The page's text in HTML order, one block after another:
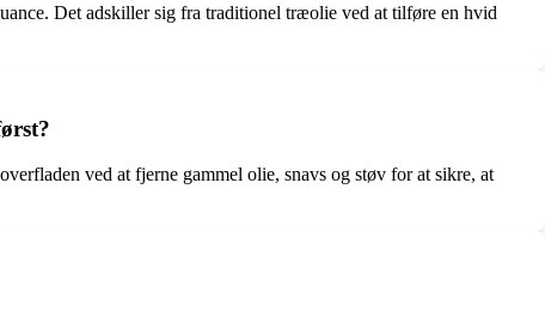
Det adskiller sig fra traditionel træolie ved at tilføre en hvid
ved at fjerne gammel olie, snavs og støv for at sikre, at